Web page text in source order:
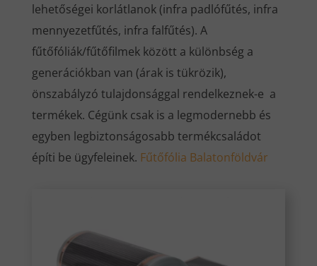
lehetőségei korlátlanok (infra padlófűtés, infra
mennyezetfűtés, infra falfűtés). A
fűtőfóliák/fűtőfilmek között a különbség a
generációkban van (árak is tükrözik),
önszabályzó tulajdonsággal rendelkeznek-e a
termékek. Cégünk csak is a legmodernebb és
egyben legbiztonságosabb termékcsaládot
építi be ügyfeleinek. Fűtőfólia Balatonföldvár